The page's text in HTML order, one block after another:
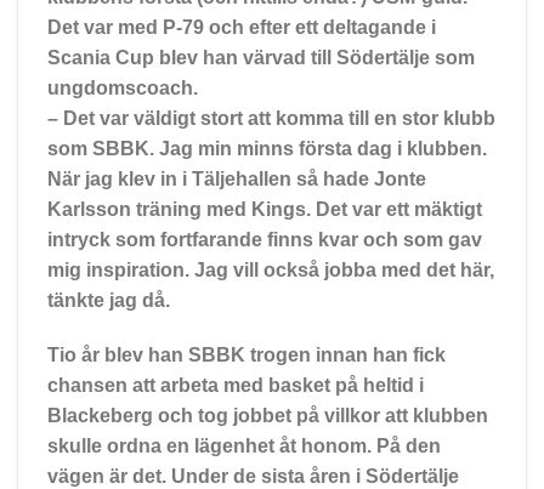
Det var med P-79 och efter ett deltagande i
Scania Cup blev han värvad till Södertälje som
ungdomscoach.
– Det var väldigt stort att komma till en stor klubb
som SBBK. Jag min minns första dag i klubben.
När jag klev in i Täljehallen så hade Jonte
Karlsson träning med Kings. Det var ett mäktigt
intryck som fortfarande finns kvar och som gav
mig inspiration. Jag vill också jobba med det här,
tänkte jag då.
Tio år blev han SBBK trogen innan han fick
chansen att arbeta med basket på heltid i
Blackeberg och tog jobbet på villkor att klubben
skulle ordna en lägenhet åt honom. På den
vägen är det. Under de sista åren i Södertälje